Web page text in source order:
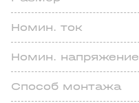
Номин. ток
Номин. напряжение
Способ монтажа